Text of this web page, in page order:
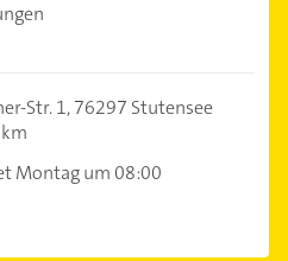
Str. 1,76297 Stutensee
Montag um 08:00